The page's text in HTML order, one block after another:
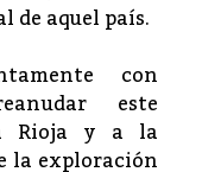
de aquel país.
con
este
Rioja y a la
la exploración